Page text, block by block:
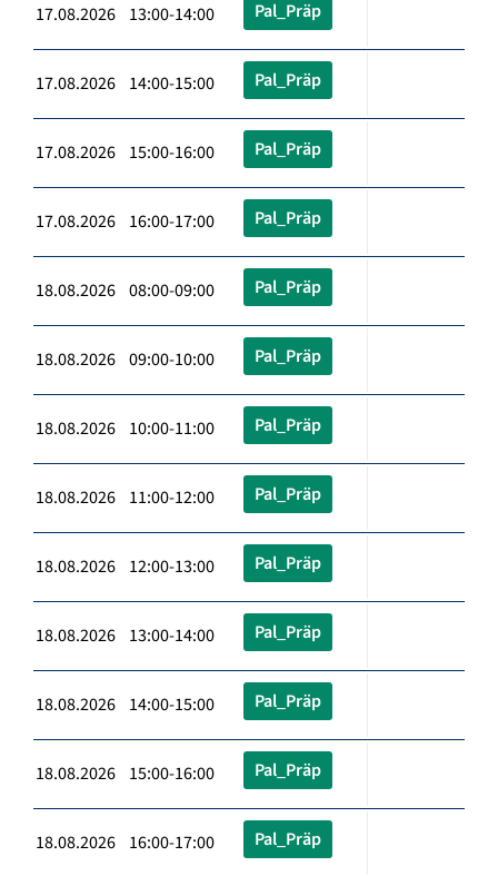
17.08.2026 13:00-14:00 Pal_Präp
17.08.2026 14:00-15:00 Pal_Präp
17.08.2026 15:00-16:00 Pal_Präp
17.08.2026 16:00-17:00 Pal_Präp
18.08.2026 08:00-09:00 Pal_Präp
18.08.2026 09:00-10:00 Pal_Präp
18.08.2026 10:00-11:00 Pal_Präp
18.08.2026 11:00-12:00 Pal_Präp
18.08.2026 12:00-13:00 Pal_Präp
18.08.2026 13:00-14:00 Pal_Präp
18.08.2026 14:00-15:00 Pal_Präp
18.08.2026 15:00-16:00 Pal_Präp
18.08.2026 16:00-17:00 Pal_Präp